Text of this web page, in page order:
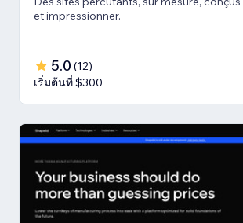
et impressionner.
5.0 (12)
เริ่มต้นที่ $300